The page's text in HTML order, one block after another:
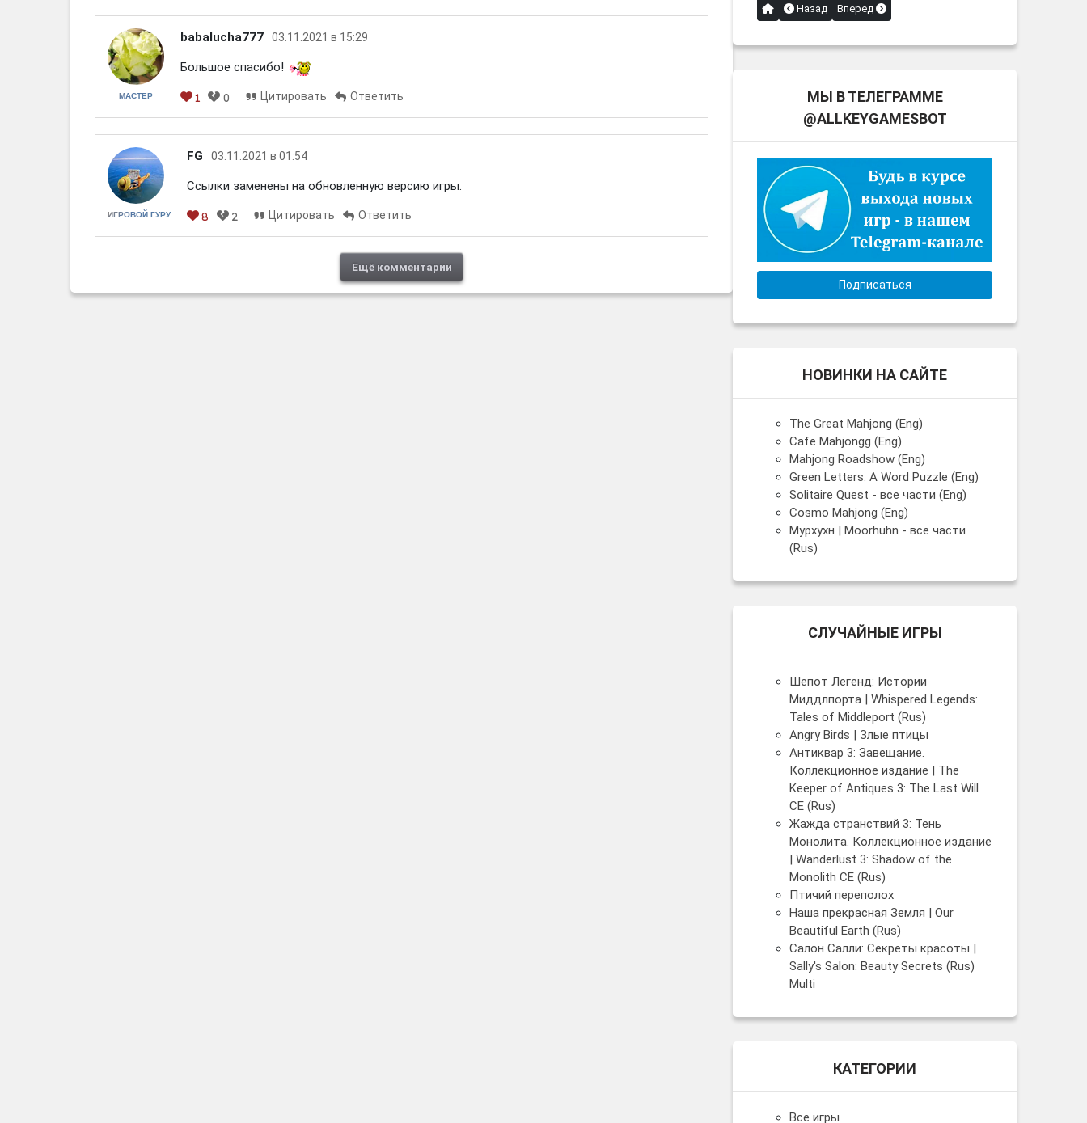
МАСТЕР
babalucha777 03.11.2021 в 15:29
Большое спасибо!
1 0 Цитировать Ответить
ИГРОВОЙ ГУРУ
FG 03.11.2021 в 01:54
Ссылки заменены на обновленную версию игры.
8 2 Цитировать Ответить
Ещё комментарии
Назад Вперед
МЫ В ТЕЛЕГРАММЕ
@ALLKEYGAMESBOT
Подписаться
НОВИНКИ НА САЙТЕ
The Great Mahjong (Eng)
Cafe Mahjongg (Eng)
Mahjong Roadshow (Eng)
Green Letters: A Word Puzzle (Eng)
Solitaire Quest - все части (Eng)
Cosmo Mahjong (Eng)
Мурхухн | Moorhuhn - все части
(Rus)
СЛУЧАЙНЫЕ ИГРЫ
Шепот Легенд: Истории
Миддлпорта | Whispered Legends:
Tales of Middleport (Rus)
Angry Birds | Злые птицы
Антиквар 3: Завещание.
Коллекционное издание | The
Keeper of Antiques 3: The Last Will
CE (Rus)
Жажда странствий 3: Тень
Монолита. Коллекционное издание
| Wanderlust 3: Shadow of the
Monolith CE (Rus)
Птичий переполох
Наша прекрасная Земля | Our
Beautiful Earth (Rus)
Салон Салли: Секреты красоты |
Sally's Salon: Beauty Secrets (Rus)
Multi
КАТЕГОРИИ
Все игры